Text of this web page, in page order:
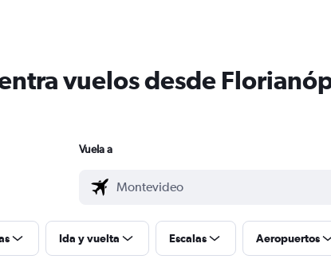
vuelos desde
Vuela a
Ida y vuelta Escalas Aeropuertos